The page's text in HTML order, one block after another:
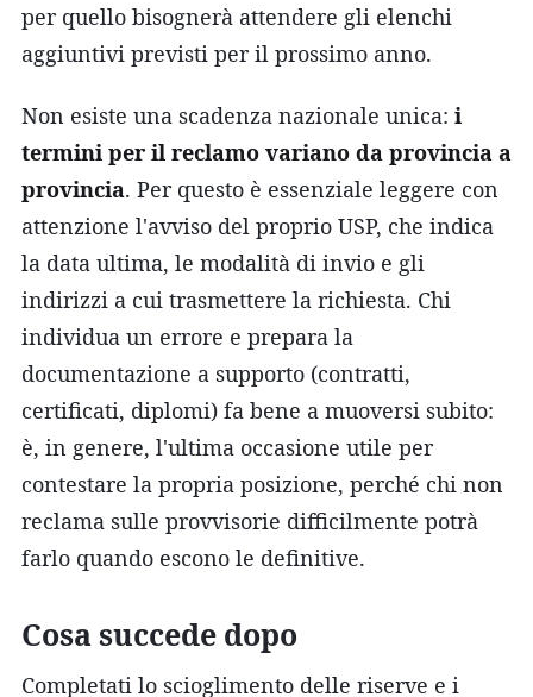
per quello bisognerà attendere gli elenchi
aggiuntivi previsti per il prossimo anno.
Non esiste una scadenza nazionale unica: i
termini per il reclamo variano da provincia a
provincia. Per questo è essenziale leggere con
attenzione l'avviso del proprio USP, che indica
la data ultima, le modalità di invio e gli
indirizzi a cui trasmettere la richiesta. Chi
individua un errore e prepara la
documentazione a supporto (contratti,
certificati, diplomi) fa bene a muoversi subito:
è, in genere, l'ultima occasione utile per
contestare la propria posizione, perché chi non
reclama sulle provvisorie difficilmente potrà
farlo quando escono le definitive.
Cosa succede dopo
Completati lo scioglimento delle riserve e i